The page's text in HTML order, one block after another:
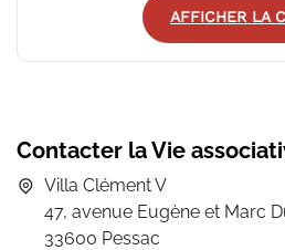
AFFICHER LA
Contacter la Vie
Villa Clément V
47, avenue Eugène et Marc
33600 Pessac